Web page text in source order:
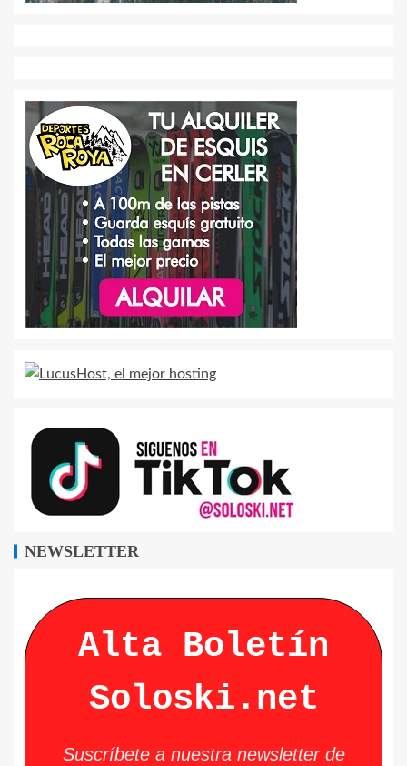
NEWSLETTER
Alta Boletín
Soloski.net
Suscríbete a nuestra newsletter de